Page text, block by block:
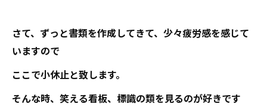
さて、ずっと書類を作成してきて、少々疲労感を感じて
いますので
ここで小休止と致します。
そんな時、笑える看板、標識の類を見るのが好きです